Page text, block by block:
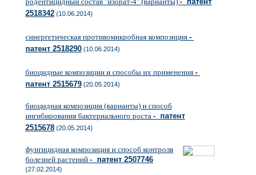
2518342 (10.06.2014)
синергетическая противомикробная композиция -
патент 2518290 (10.06.2014)
биоцидные композиции и способы их применения -
патент 2515679 (20.05.2014)
биоцидная композиция (варианты) и способ
ингибирования бактериального роста - патент
2515678 (20.05.2014)
фунгицидная композиция и способ контроля
болезней растений - патент 2507746
(27.02.2014)